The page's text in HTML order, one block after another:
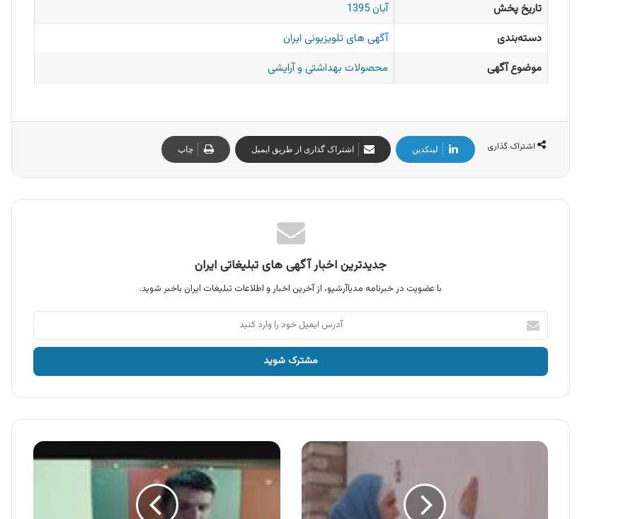
تاریخ پخش
آبان 1395
دسته‌بندی
آگهی های تلویزیونی ایران
موضوع آگهی
محصولات بهداشتی و آرایشی
اشتراک گذاری لینکدین اشتراک گذاری از طریق ایمیل چاپ
جدیدترین اخبار آگهی های تبلیغاتی ایران
با عضویت در خبرنامه مدیاآرشیو، از آخرین اخبار و اطلاعات تبلیغات ایران باخبر شوید.
آدرس
ایمیل
خود
وارد
آگهی
آگهی
محصولات
صحت